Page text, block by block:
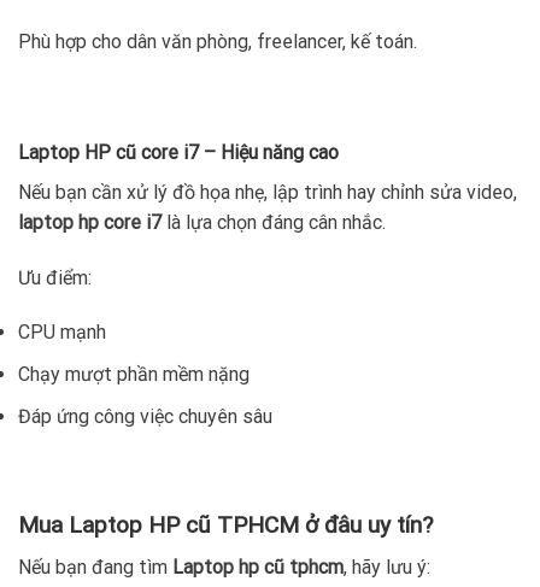
Phù hợp cho dân văn phòng, freelancer, kế toán.
Laptop HP cũ core i7 – Hiệu năng cao
Nếu bạn cần xử lý đồ họa nhẹ, lập trình hay chỉnh sửa video,
laptop hp core i7là lựa chọn đáng cân nhắc.
Ưu điểm:
CPU mạnh
Chạy mượt phần mềm nặng
Đáp ứng công việc chuyên sâu
Mua Laptop HP cũ TPHCM ở đâu uy tín?
Nếu bạn đang tìm Laptop hp cũ tphcm, hãy lưu ý: